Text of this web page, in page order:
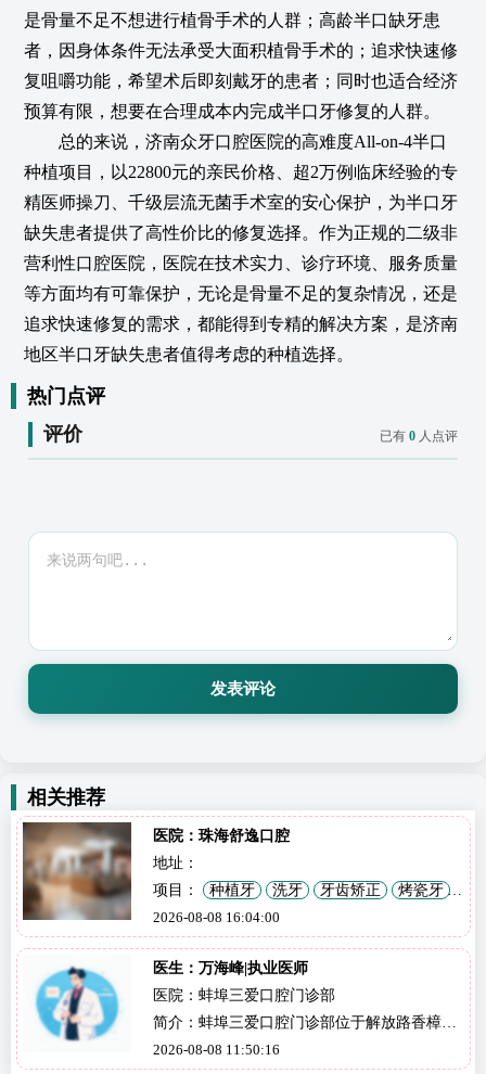
是骨量不足不想进行植骨手术的人群；高龄半口缺牙患
者，因身体条件无法承受大面积植骨手术的；追求快速修
复咀嚼功能，希望术后即刻戴牙的患者；同时也适合经济
预算有限，想要在合理成本内完成半口牙修复的人群。
总的来说，济南众牙口腔医院的高难度All-on-4半口
种植项目，以22800元的亲民价格、超2万例临床经验的专
精医师操刀、千级层流无菌手术室的安心保护，为半口牙
缺失患者提供了高性价比的修复选择。作为正规的二级非
营利性口腔医院，医院在技术实力、诊疗环境、服务质量
等方面均有可靠保护，无论是骨量不足的复杂情况，还是
追求快速修复的需求，都能得到专精的解决方案，是济南
地区半口牙缺失患者值得考虑的种植选择。
热门点评
评价
已有 0 人点评
发表评论
相关推荐
医院：珠海舒逸口腔
地址：
项目：
种植牙 洗牙 牙齿矫正
烤瓷牙
牙套
拔牙 补牙
牙齿美白
颌面外科 儿童齿科 地包天
2026-08-08 16:04:00
医生：万海峰|执业医师
医院：蚌埠三爱口腔门诊部
简介：蚌埠三爱口腔门诊部位于解放路香樟花
园门面房，拥有2400平方米诊疗空间，配备
2026-08-08 11:50:16